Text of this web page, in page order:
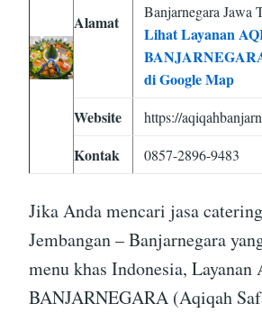
Alamat
Banjarnegara Jawa
Lihat Layanan
di Google Map
Website
https://
Kontak 0857-2896-9483
Jika Anda mencari jasa
Jembangan – Banjarnegara
menu khas Indonesia,
BANJARNEGARA (Aqiqah